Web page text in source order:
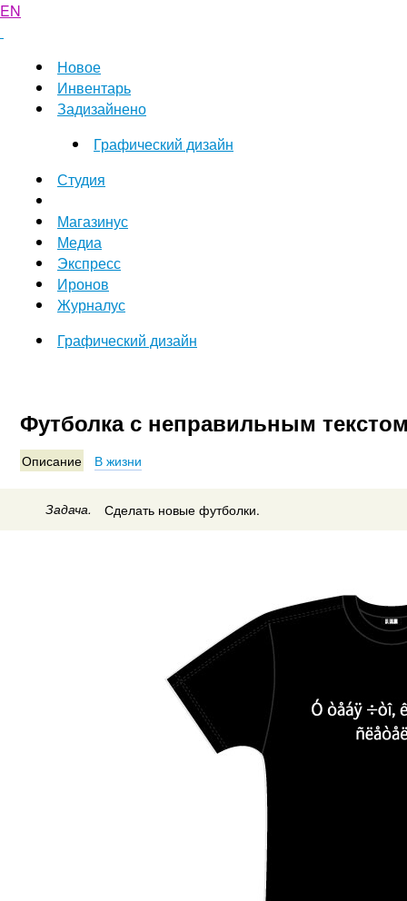
EN
Новое
Инвентарь
Задизайнено
Графический дизайн
Студия
Магазинус
Медиа
Экспресс
Иронов
Журналус
Графический дизайн
Футболка с неправильным
Описание В жизни
Задача. Сделать новые футболки.